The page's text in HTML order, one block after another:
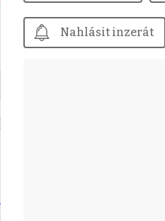
Nahlásit inzerát